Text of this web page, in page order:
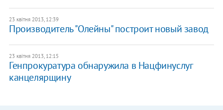
23 квітня 2013, 12:39
Производитель "Олейны" построит новый завод
23 квітня 2013, 12:15
Генпрокуратура обнаружила в Нацфинуслуг
канцелярщину